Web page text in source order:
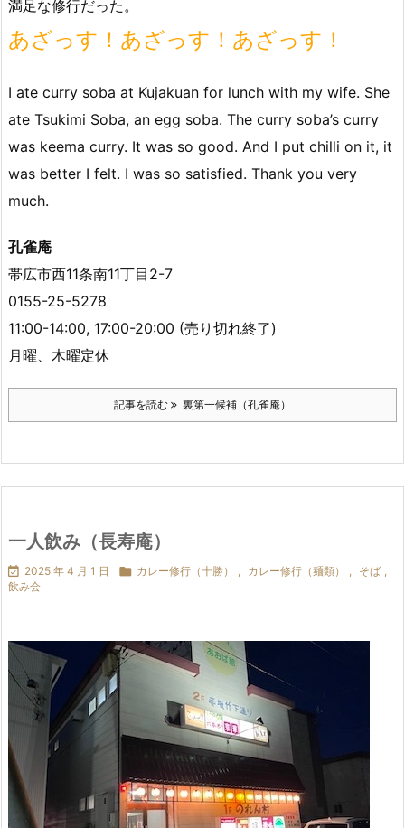
満足な修行だった。
あざっす！あざっす！あざっす！
I ate curry soba at Kujakuan for lunch with my wife. She
ate Tsukimi Soba, an egg soba. The curry soba’s curry
was keema curry. It was so good. And I put chilli on it, it
was better I felt. I was so satisfied. Thank you very
much.
孔雀庵
帯広市西11条南11丁目2-7
0155-25-5278
11:00-14:00, 17:00-20:00 (売り切れ終了)
月曜、木曜定休
記事を読む 裏第一候補（孔雀庵）
一人飲み（長寿庵）
 2025 年 4 月 1 日  カレー修行（十勝） カレー修行（麺類） そば
飲み会